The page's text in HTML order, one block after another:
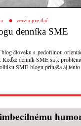
verzia pre tlač
denníka SME
človeku s pedofilnou
denník SME sa k
SME-blogu prináša aj tento